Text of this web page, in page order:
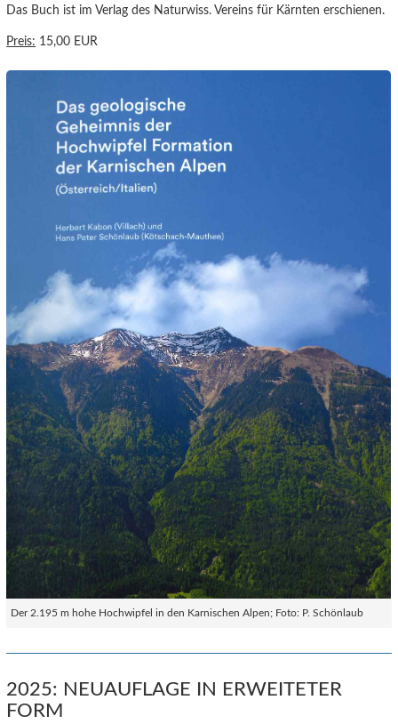
Der 2.195 m hohe Hochwipfel in den Karnischen Alpen; Foto: P. Schönlaub
Das Buch ist im Verlag des Naturwiss. Vereins für Kärnten erschienen.
Preis: 15,00 EUR
2025: NEUAUFLAGE IN ERWEITETER
FORM